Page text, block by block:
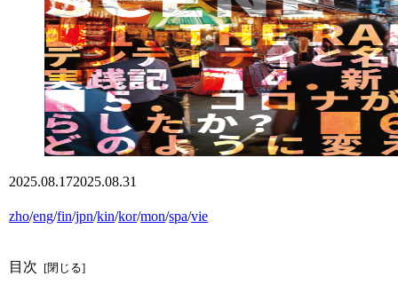
2025.08.172025.08.31
zho/eng/fin/jpn/kin/kor/mon/spa/vie
目次